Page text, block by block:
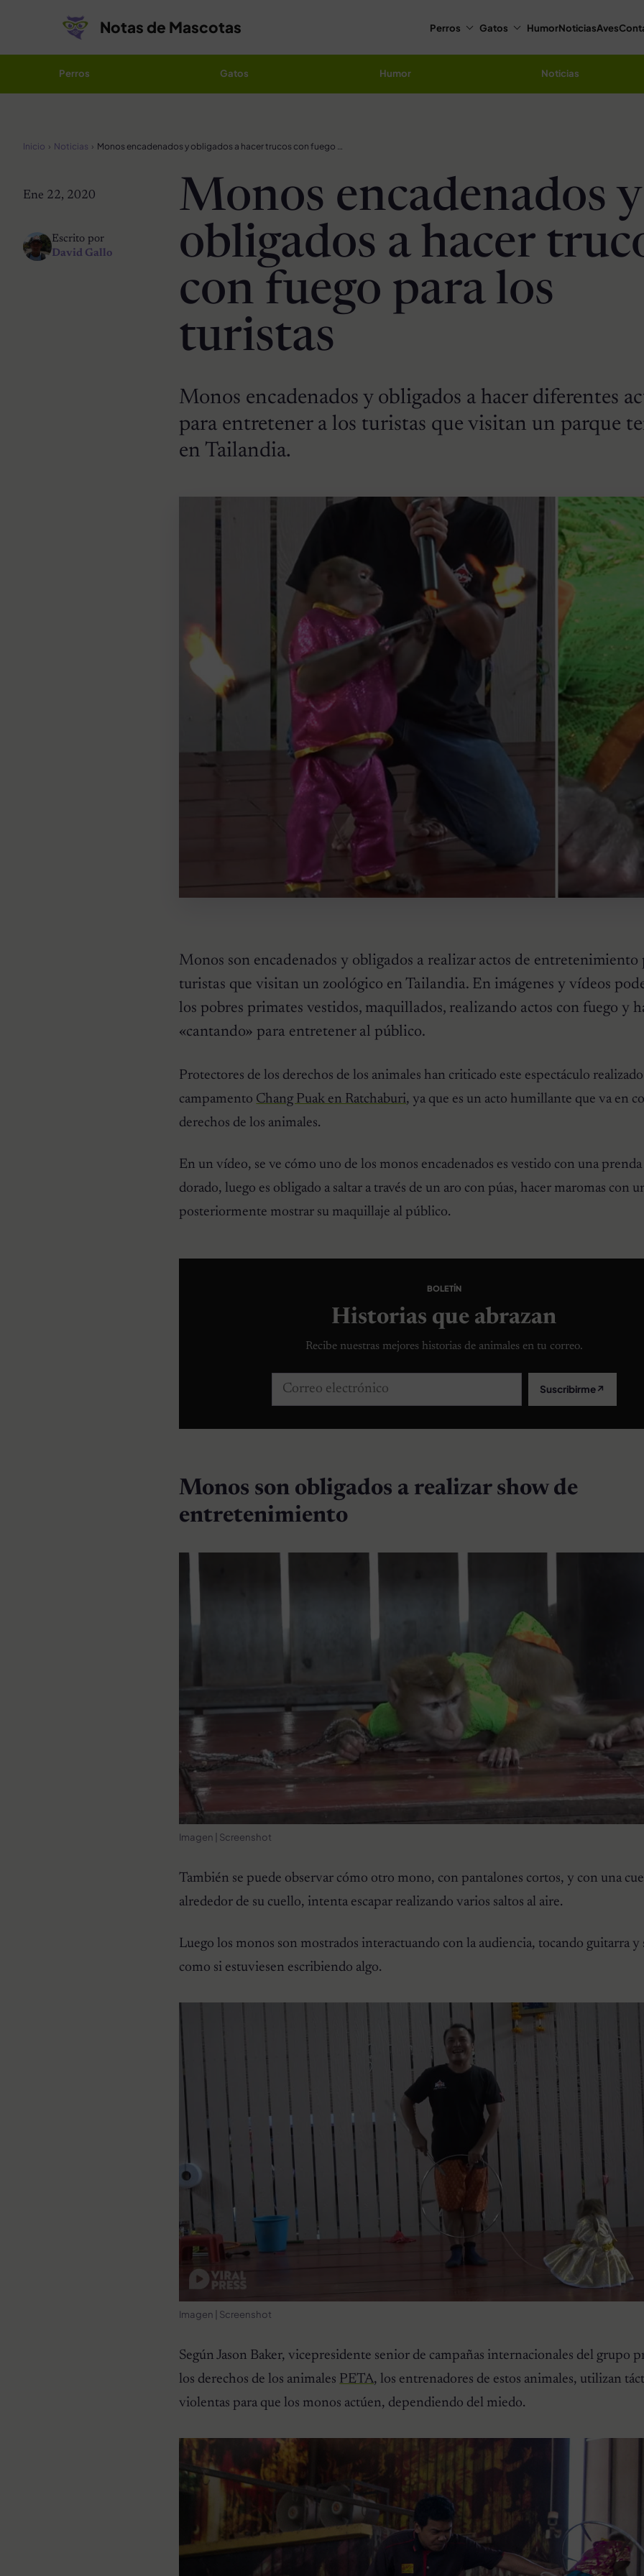
Notas de Mascotas Perros Gatos HumorNoticiasAves
Perros Gatos Humor Noticias
Inicio Noticias Monos encadenados y obligados a hacer trucos con fuego para los turistas
Ene 22, 2020
Escrito por
David Gallo
Monos encadenados y
obligados a hacer
con fuego para los
turistas
Monos encadenados y obligados a hacer diferentes
para entretener a los turistas que visitan un parque
en Tailandia.
Monos son encadenados y obligados a realizar actos de entretenimiento
turistas que visitan un zoológico en Tailandia. En imágenes y vídeos
los pobres primates vestidos, maquillados, realizando actos con fuego y
«cantando» para entretener al público.
Protectores de los derechos de los animales han criticado este espectáculo
campamento Chang Puak en Ratchaburi, ya que es un acto humillante que va en
derechos de los animales.
En un vídeo, se ve cómo uno de los monos encadenados es vestido con una
dorado, luego es obligado a saltar a través de un aro con púas, hacer maromas con
posteriormente mostrar su maquillaje al público.
BOLETÍN
Historias que abrazan
Recibe nuestras mejores historias de animales en tu correo.
Correo electrónico Suscribirme↗
Monos son obligados a realizar show de
entretenimiento
Imagen | Screenshot
También se puede observar cómo otro mono, con pantalones cortos, y con una
alrededor de su cuello, intenta escapar realizando varios saltos al aire.
Luego los monos son mostrados interactuando con la audiencia, tocando guitarra y
como si estuviesen escribiendo algo.
Imagen | Screenshot
Según Jason Baker, vicepresidente senior de campañas internacionales del grupo
los derechos de los animales PETA, los entrenadores de estos animales, utilizan
violentas para que los monos actúen, dependiendo del miedo.